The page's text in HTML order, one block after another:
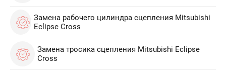
Замена рабочего цилиндра сцепления Mitsubishi
Eclipse Cross
Замена тросика сцепления Mitsubishi Eclipse
Cross